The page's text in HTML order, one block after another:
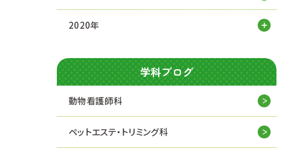
2020年
学科ブログ
動物看護師科
ペットエステ・トリミング科